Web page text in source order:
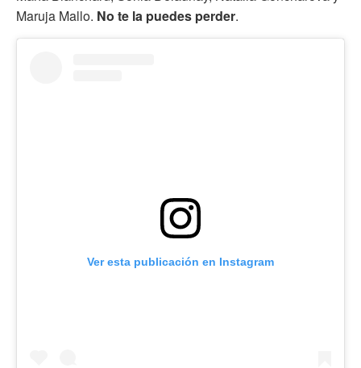
Maruja Mallo. No te la puedes perder.
Ver esta publicación en Instagram